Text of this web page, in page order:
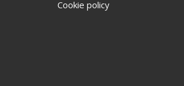
Cookie policy